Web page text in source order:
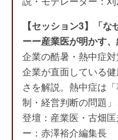
【セッション3】「
ーー産業医が明かす、
企業の酷暑・熱中症対
企業が直面している
さを解説。熱中症は
制・経営判断の問題」
登壇：産業医・古畑
ー：赤澤裕介編集長